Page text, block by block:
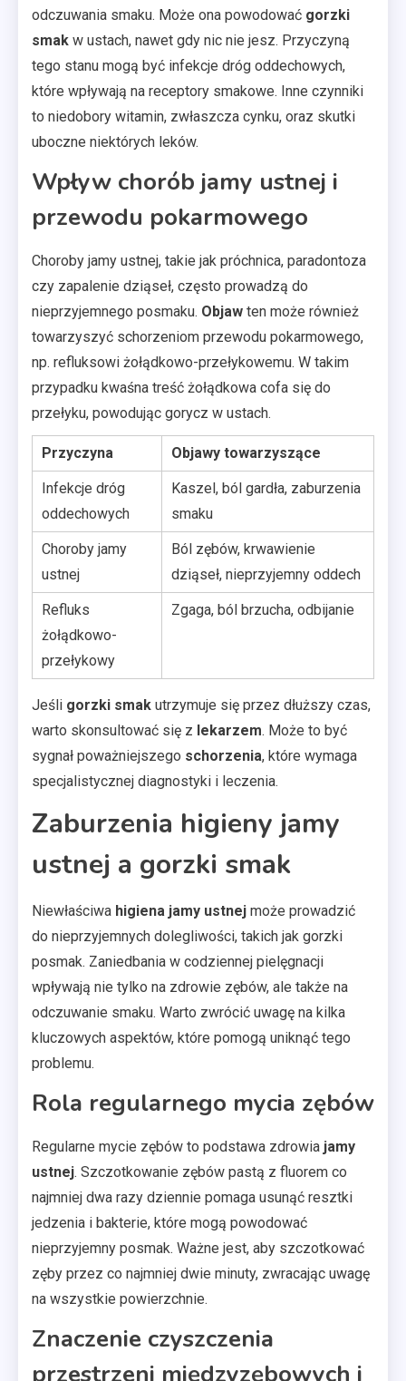
odczuwania smaku. Może ona powodować gorzki
smak w ustach, nawet gdy nic nie jesz. Przyczyną
tego stanu mogą być infekcje dróg oddechowych,
które wpływają na receptory smakowe. Inne czynniki
to niedobory witamin, zwłaszcza cynku, oraz skutki
uboczne niektórych leków.
Wpływ chorób jamy ustnej i
przewodu pokarmowego
Choroby jamy ustnej, takie jak próchnica, paradontoza
czy zapalenie dziąseł, często prowadzą do
nieprzyjemnego posmaku. Objaw ten może również
towarzyszyć schorzeniom przewodu pokarmowego,
np. refluksowi żołądkowo-przełykowemu. W takim
przypadku kwaśna treść żołądkowa cofa się do
przełyku, powodując gorycz w ustach.
Przyczyna Objawy towarzyszące
Infekcje dróg
oddechowych
Kaszel, ból gardła, zaburzenia
smaku
Choroby jamy
ustnej
Ból zębów, krwawienie
dziąseł, nieprzyjemny oddech
Refluks
żołądkowo-
przełykowy
Zgaga, ból brzucha, odbijanie
Jeśli gorzki smak utrzymuje się przez dłuższy czas,
warto skonsultować się z lekarzem. Może to być
sygnał poważniejszego schorzenia, które wymaga
specjalistycznej diagnostyki i leczenia.
Zaburzenia higieny jamy
ustnej a gorzki smak
Niewłaściwa higiena jamy ustnej może prowadzić
do nieprzyjemnych dolegliwości, takich jak gorzki
posmak. Zaniedbania w codziennej pielęgnacji
wpływają nie tylko na zdrowie zębów, ale także na
odczuwanie smaku. Warto zwrócić uwagę na kilka
kluczowych aspektów, które pomogą uniknąć tego
problemu.
Rola regularnego mycia zębów
Regularne mycie zębów to podstawa zdrowia jamy
ustnej. Szczotkowanie zębów pastą z fluorem co
najmniej dwa razy dziennie pomaga usunąć resztki
jedzenia i bakterie, które mogą powodować
nieprzyjemny posmak. Ważne jest, aby szczotkować
zęby przez co najmniej dwie minuty, zwracając uwagę
na wszystkie powierzchnie.
Znaczenie czyszczenia
przestrzeni międzyzębowych i